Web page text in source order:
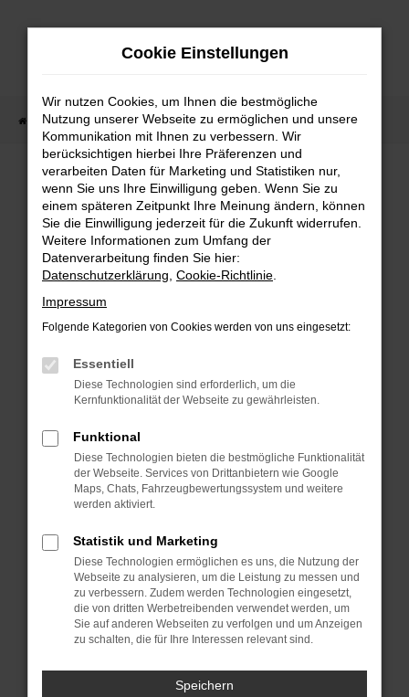
Zum
Startseite Fahrzeugangebote Fahrzeugbestand
FEHLER: NETWORK ERROR
Beim Laden ist ein Fehler aufgetreten.
Hier sind ein paar Tipps, die dir helfen können:
Überprüfe deine Firewall und deine
Laden andere Webseiten, zum Beispiel deine
Suchmaschine?
Prüfe deine Browsererweiterungen.
Manche Erweiterungen, wie Werbeblocker,
verhindern. Funktioniert die Seite in einem
anderen Browser oder in einem privaten
Fenster?
Starte dein Gerät neu.
Probleme zu beheben.
Stelle sicher, dass dein Browser und dein
Betriebssystem auf dem neuesten Stand
sind.
Veraltete Software birgt nicht nur ein
führen, dass bestimmte Funktionen nicht mehr
Cookie Einstellungen
Wir nutzen Cookies, um Ihnen die bestmögliche
Nutzung unserer Webseite zu ermöglichen und unsere
Kommunikation mit Ihnen zu verbessern. Wir
berücksichtigen hierbei Ihre Präferenzen und
verarbeiten Daten für Marketing und Statistiken nur,
wenn Sie uns Ihre Einwilligung geben. Wenn Sie zu
einem späteren Zeitpunkt Ihre Meinung ändern, können
Sie die Einwilligung jederzeit für die Zukunft widerrufen.
Weitere Informationen zum Umfang der
Datenverarbeitung finden Sie hier:
Datenschutzerklärung Cookie-Richtlinie
Impressum
Folgende Kategorien von Cookies werden von uns eingesetzt:
Essentiell
Diese Technologien sind erforderlich, um die
Kernfunktionalität der Webseite zu gewährleisten.
Funktional
Diese Technologien bieten die bestmögliche Funktionalität
der Webseite. Services von Drittanbietern wie Google
Maps, Chats, Fahrzeugbewertungssystem und weitere
werden aktiviert.
Statistik und Marketing
Diese Technologien ermöglichen es uns, die Nutzung der
Webseite zu analysieren, um die Leistung zu messen und
zu verbessern. Zudem werden Technologien eingesetzt,
die von dritten Werbetreibenden verwendet werden, um
Sie auf anderen Webseiten zu verfolgen und um Anzeigen
zu schalten, die für Ihre Interessen relevant sind.
Speichern